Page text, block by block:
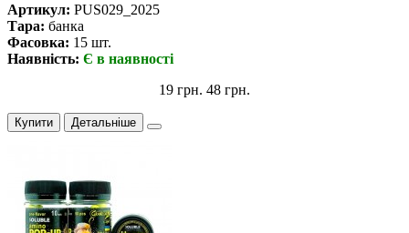
Артикул: PUS029_2025
Тара: банка
Фасовка: 15 шт.
Наявність: Є в наявності
19 грн. 48 грн.
Купити Детальніше